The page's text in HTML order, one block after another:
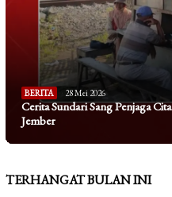
BERITA 28 Mei 2026
Cerita Sundari Sang Penjaga
Jember
TERHANGAT BULAN INI